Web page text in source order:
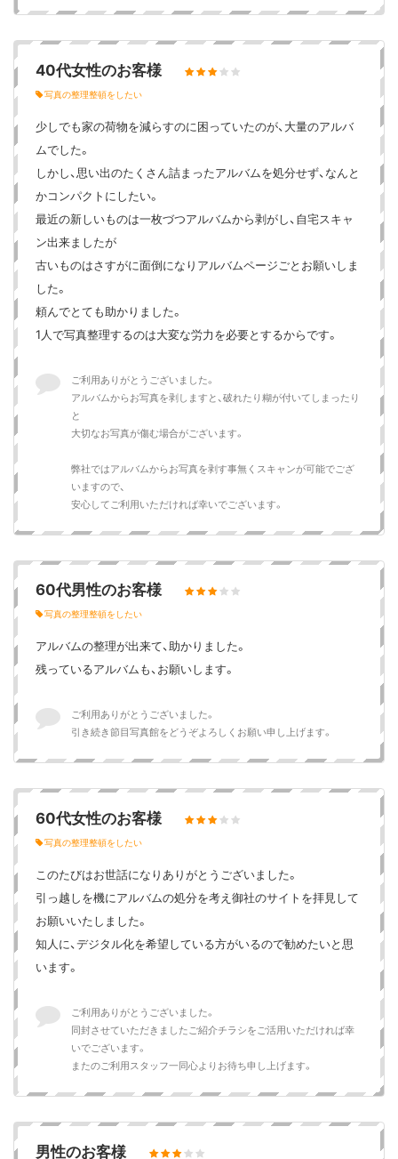
40代女性のお客様
写真の整理整頓をしたい
少しでも家の荷物を減らすのに困っていたのが、大量のアルバ
ムでした。
しかし、思い出のたくさん詰まったアルバムを処分せず、なんと
かコンパクトにしたい。
最近の新しいものは一枚づつアルバムから剥がし、自宅スキャ
ン出来ましたが
古いものはさすがに面倒になりアルバムページごとお願いしま
した。
頼んでとても助かりました。
1人で写真整理するのは大変な労力を必要とするからです。
ご利用ありがとうございました。
アルバムからお写真を剥しますと、破れたり糊が付いてしまったり
と
大切なお写真が傷む場合がございます。
弊社ではアルバムからお写真を剥す事無くスキャンが可能でござ
いますので、
安心してご利用いただければ幸いでございます。
60代男性のお客様
写真の整理整頓をしたい
アルバムの整理が出来て、助かりました。
残っているアルバムも、お願いします。
ご利用ありがとうございました。
引き続き節目写真館をどうぞよろしくお願い申し上げます。
60代女性のお客様
写真の整理整頓をしたい
このたびはお世話になりありがとうございました。
引っ越しを機にアルバムの処分を考え御社のサイトを拝見して
お願いいたしました。
知人に、デジタル化を希望している方がいるので勧めたいと思
います。
ご利用ありがとうございました。
同封させていただきましたご紹介チラシをご活用いただければ幸
いでございます。
またのご利用スタッフ一同心よりお待ち申し上げます。
男性のお客様